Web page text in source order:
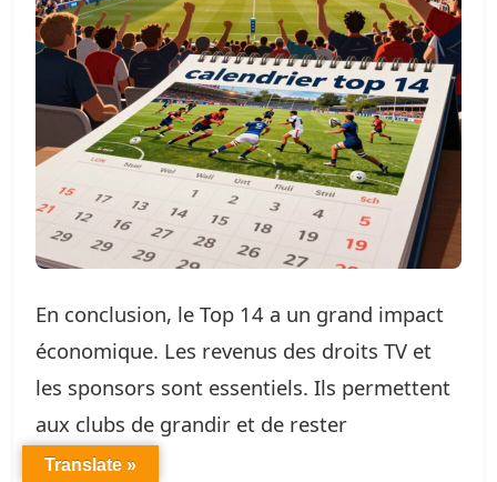
En conclusion, le Top 14 a un grand impact
économique. Les revenus des droits TV et
les sponsors sont essentiels. Ils permettent
aux clubs de grandir et de rester
compétitifs.
Translate »